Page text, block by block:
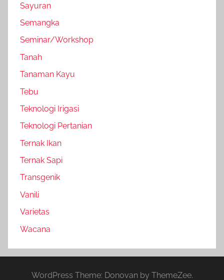
Sayuran
Semangka
Seminar/Workshop
Tanah
Tanaman Kayu
Tebu
Teknologi Irigasi
Teknologi Pertanian
Ternak Ikan
Ternak Sapi
Transgenik
Vanili
Varietas
Wacana
WordPress Theme: Donovan by ThemeZee.